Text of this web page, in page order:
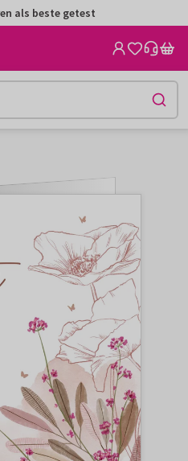
als beste getest